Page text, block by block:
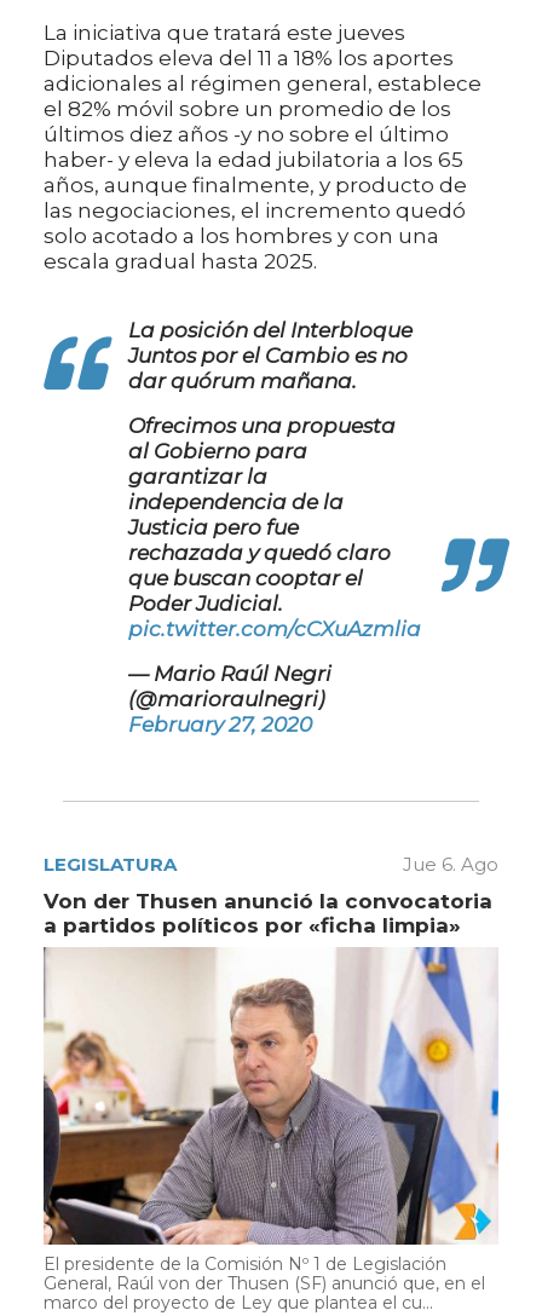
La iniciativa que tratará este jueves
Diputados eleva del 11 a 18% los aportes
adicionales al régimen general, establece
el 82% móvil sobre un promedio de los
últimos diez años -y no sobre el último
haber- y eleva la edad jubilatoria a los 65
años, aunque finalmente, y producto de
las negociaciones, el incremento quedó
solo acotado a los hombres y con una
escala gradual hasta 2025.
La posición del Interbloque
Juntos por el Cambio es no
dar quórum mañana.
Ofrecimos una propuesta
al Gobierno para
garantizar la
independencia de la
Justicia pero fue
rechazada y quedó claro
que buscan cooptar el
Poder Judicial.
pic.twitter.com/cCXuAzmlia
— Mario Raúl Negri
(@marioraulnegri)
February 27, 2020
LEGISLATURA Jue 6. Ago
Von der Thusen anunció la convocatoria
a partidos políticos por «ficha limpia»
El presidente de la Comisión Nº 1 de Legislación
General, Raúl von der Thusen (SF) anunció que, en el
marco del proyecto de Ley que plantea el cu...